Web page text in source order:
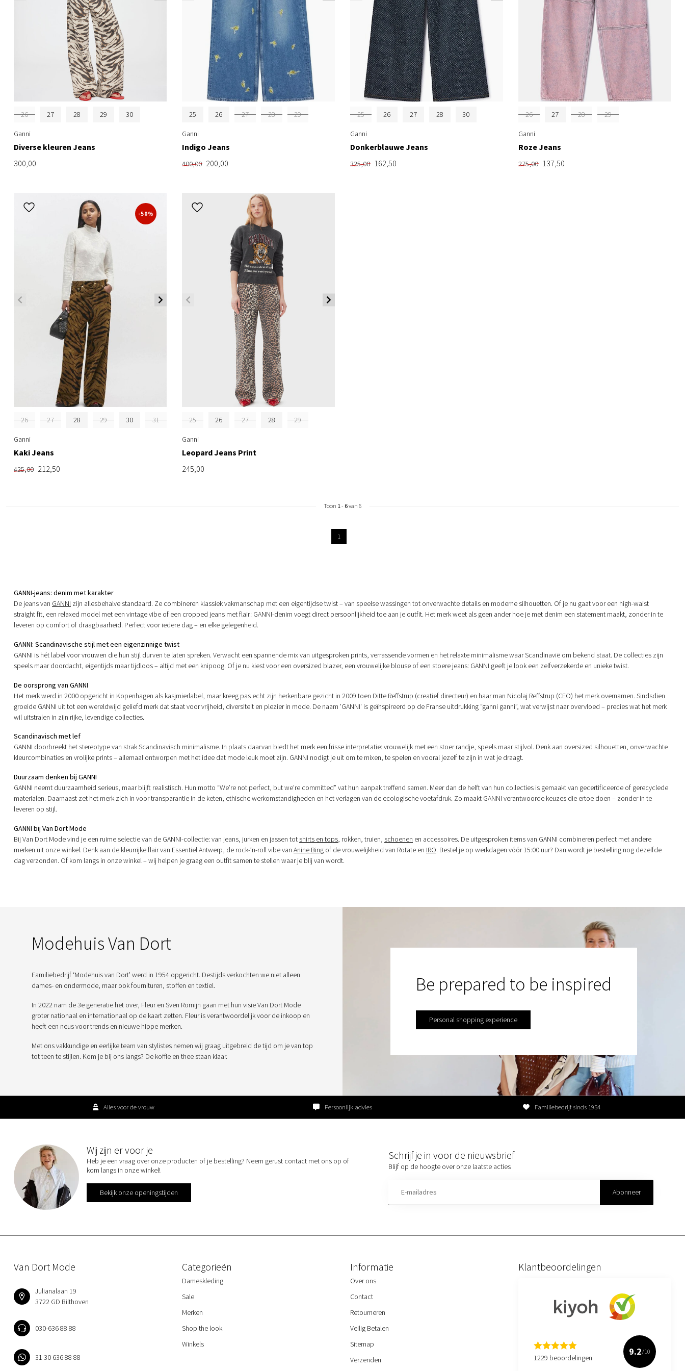
26 27 28 29 30
Ganni
Diverse kleuren Jeans
300,00
25 26 27 28 29
Ganni
Indigo Jeans
400,00 200,00
25 26 27 28 30
Ganni
Donkerblauwe Jeans
325,00 162,50
26 27 28 29
Ganni
Roze Jeans
275,00 137,50
-50%
26 27 28 29 30 31
Ganni
Kaki Jeans
425,00 212,50
25 26 27 28 29
Ganni
Leopard Jeans Print
245,00
Toon 1- 6van 6
1
GANNI-jeans: denim met karakter
De jeans van GANNI zijn allesbehalve standaard. Ze combineren klassiek vakmanschap met een eigentijdse twist – van speelse wassingen tot onverwachte details en moderne silhouetten. Of je nu gaat voor een high-waist
straight fit, een relaxed model met een vintage vibe of een cropped jeans met flair: GANNI-denim voegt direct persoonlijkheid toe aan je outfit. Het merk weet als geen ander hoe je met denim een statement maakt, zonder in te
leveren op comfort of draagbaarheid. Perfect voor iedere dag – en elke gelegenheid.
GANNI: Scandinavische stijl met een eigenzinnige twist
GANNI is hét label voor vrouwen die hun stijl durven te laten spreken. Verwacht een spannende mix van uitgesproken prints, verrassende vormen en het relaxte minimalisme waar Scandinavië om bekend staat. De collecties zijn
speels maar doordacht, eigentijds maar tijdloos – altijd met een knipoog. Of je nu kiest voor een oversized blazer, een vrouwelijke blouse of een stoere jeans: GANNI geeft je look een zelfverzekerde en unieke twist.
De oorsprong van GANNI
Het merk werd in 2000 opgericht in Kopenhagen als kasjmierlabel, maar kreeg pas echt zijn herkenbare gezicht in 2009 toen Ditte Reffstrup (creatief directeur) en haar man Nicolaj Reffstrup (CEO) het merk overnamen. Sindsdien
groeide GANNI uit tot een wereldwijd geliefd merk dat staat voor vrijheid, diversiteit en plezier in mode. De naam 'GANNI' is geïnspireerd op de Franse uitdrukking “ganni ganni”, wat verwijst naar overvloed – precies wat het merk
wil uitstralen in zijn rijke, levendige collecties.
Scandinavisch met lef
GANNI doorbreekt het stereotype van strak Scandinavisch minimalisme. In plaats daarvan biedt het merk een frisse interpretatie: vrouwelijk met een stoer randje, speels maar stijlvol. Denk aan oversized silhouetten, onverwachte
kleurcombinaties en vrolijke prints – allemaal ontworpen met het idee dat mode leuk moet zijn. GANNI nodigt je uit om te mixen, te spelen en vooral jezelf te zijn in wat je draagt.
Duurzaam denken bij GANNI
GANNI neemt duurzaamheid serieus, maar blijft realistisch. Hun motto “We’re not perfect, but we’re committed” vat hun aanpak treffend samen. Meer dan de helft van hun collecties is gemaakt van gecertificeerde of gerecyclede
materialen. Daarnaast zet het merk zich in voor transparantie in de keten, ethische werkomstandigheden en het verlagen van de ecologische voetafdruk. Zo maakt GANNI verantwoorde keuzes die ertoe doen – zonder in te
leveren op stijl.
GANNI bij Van Dort Mode
Bij Van Dort Mode vind je een ruime selectie van de GANNI-collectie: van jeans, jurken en jassen tot shirts en tops, rokken, truien, schoenen en accessoires. De uitgesproken items van GANNI combineren perfect met andere
merken uit onze winkel. Denk aan de kleurrijke flair van Essentiel Antwerp, de rock-’n-roll vibe van Anine Bing of de vrouwelijkheid van Rotate en IRO. Bestel je op werkdagen vóór 15:00 uur? Dan wordt je bestelling nog dezelfde
dag verzonden. Of kom langs in onze winkel – wij helpen je graag een outfit samen te stellen waar je blij van wordt.
Modehuis Van Dort
Familiebedrijf ‘Modehuis van Dort’ werd in 1954 opgericht. Destijds verkochten we niet alleen
dames- en ondermode, maar ook fournituren, stoffen en textiel.
In 2022 nam de 3e generatie het over, Fleur en Sven Romijn gaan met hun visie Van Dort Mode
groter nationaal en internationaal op de kaart zetten. Fleur is verantwoordelijk voor de inkoop en
heeft een neus voor trends en nieuwe hippe merken.
Met ons vakkundige en eerlijke team van stylistes nemen wij graag uitgebreid de tijd om je van top
tot teen te stijlen. Kom je bij ons langs? De koffie en thee staan klaar.
Be prepared to be inspired
Personal shopping experience
Alles voor de vrouw Persoonlijk advies Familiebedrijf sinds 1954
Wij zijn er voor je
Heb je een vraag over onze producten of je bestelling? Neem gerust contact met ons op of
kom langs in onze winkel!
Bekijk onze openingstijden
Schrijf je in voor de nieuwsbrief
Blijf op de hoogte over onze laatste acties
Abonneer
Van Dort Mode
Julianalaan 19
3722 GD Bilthoven
030-636 88 88
31 30 636 88 88
Categorieën
Dameskleding
Sale
Merken
Shop the look
Winkels
Informatie
Over ons
Contact
Retourneren
Veilig Betalen
Sitemap
Verzenden
Klantbeoordelingen
1229 beoordelingen
9.2/10